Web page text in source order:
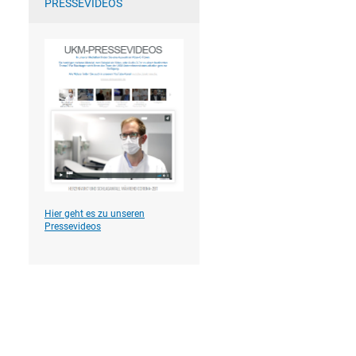
PRESSEVIDEOS
Hier geht es zu unseren
Pressevideos